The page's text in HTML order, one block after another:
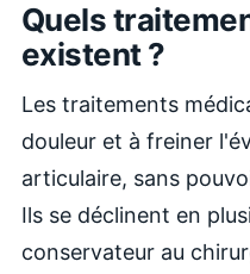
Quels
existent ?
Les traitements
douleur et à freiner
articulaire, sans
Ils se déclinent en
conservateur au